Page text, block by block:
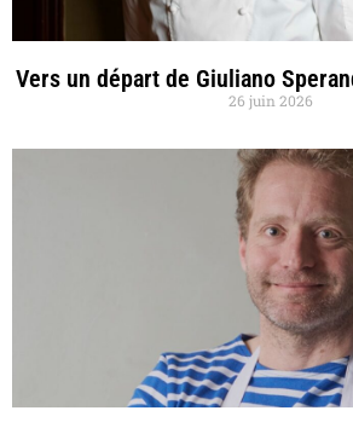
Vers un départ de Giuliano
26 juin 2026